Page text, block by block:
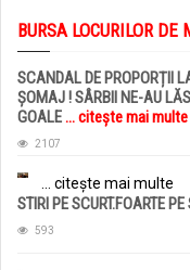
BURSA LOCURILOR DE
SCANDAL DE PROPORȚII
ȘOMAJ ! SÂRBII NE-AU
GOALE... citește mai multe
2107
... citește mai multe
STIRI PE SCURT.FOARTE
593